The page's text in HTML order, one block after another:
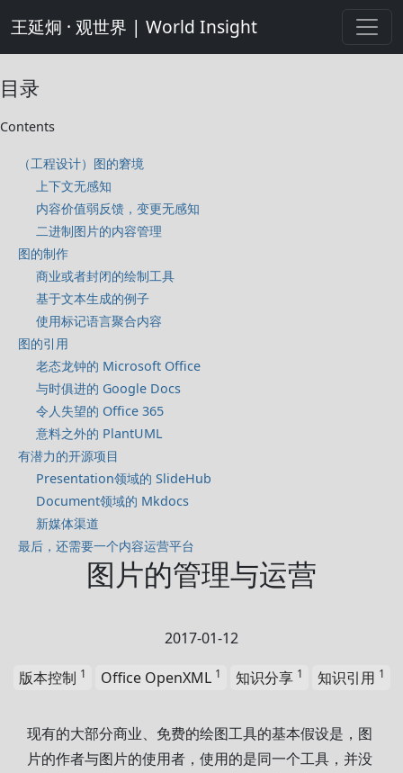
王延炯 · 观世界 | World Insight
目录
Contents
（工程设计）图的窘境
上下文无感知
内容价值弱反馈，变更无感知
二进制图片的内容管理
图的制作
商业或者封闭的绘制工具
基于文本生成的例子
使用标记语言聚合内容
图的引用
老态龙钟的 Microsoft Office
与时俱进的 Google Docs
令人失望的 Office 365
意料之外的 PlantUML
有潜力的开源项目
Presentation领域的 SlideHub
Document领域的 Mkdocs
新媒体渠道
最后，还需要一个内容运营平台
图片的管理与运营
2017-01-12
版本控制 1 Office OpenXML 1 知识分享 1 知识引用 1
现有的大部分商业、免费的绘图工具的基本假设是，图
片的作者与图片的使用者，使用的是同一个工具，并没